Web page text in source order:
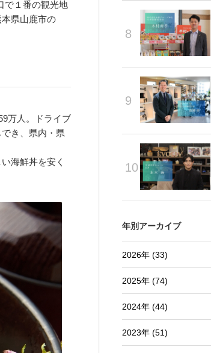
で１番の観光地
県山鹿市の
万人。ドライブ
き、県内・県
海鮮丼を安く
8
9
10
年別アーカイブ
2026年 (33)
2025年 (74)
2024年 (44)
2023年 (51)